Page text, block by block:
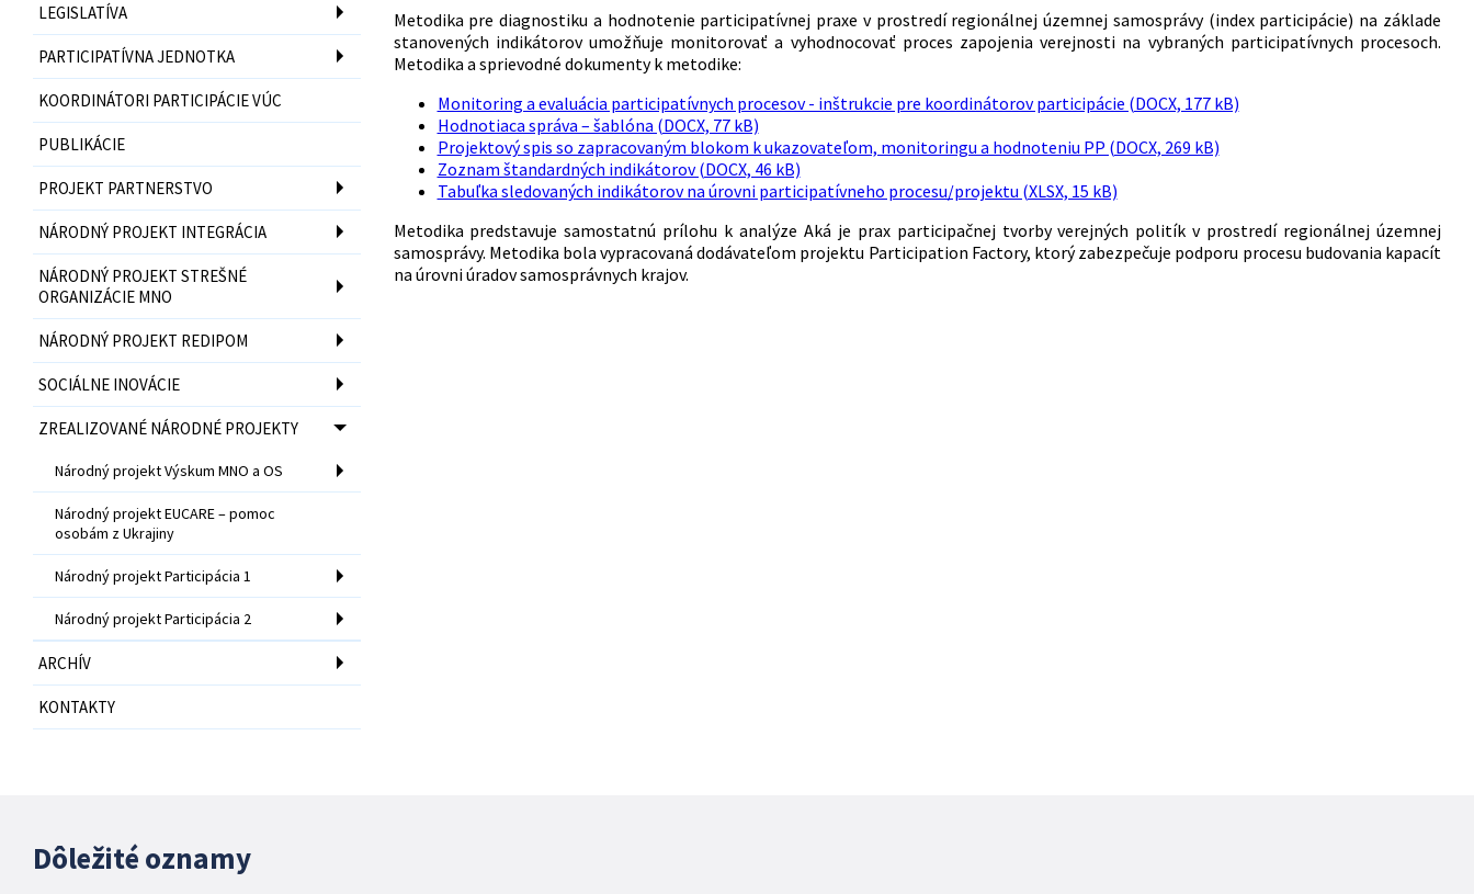
LEGISLATÍVA
PARTICIPATÍVNA JEDNOTKA
KOORDINÁTORI PARTICIPÁCIE VÚC
PUBLIKÁCIE
PROJEKT PARTNERSTVO
NÁRODNÝ PROJEKT INTEGRÁCIA
NÁRODNÝ PROJEKT STREŠNÉ
ORGANIZÁCIE MNO
NÁRODNÝ PROJEKT REDIPOM
SOCIÁLNE INOVÁCIE
ZREALIZOVANÉ NÁRODNÉ PROJEKTY
Národný projekt Výskum MNO a OS
Národný projekt EUCARE – pomoc
osobám z Ukrajiny
Národný projekt Participácia 1
Národný projekt Participácia 2
ARCHÍV
KONTAKTY
Metodika pre diagnostiku a hodnotenie participatívnej praxe v prostredí regionálnej územnej samosprávy (index participácie) na základe
stanovených indikátorov umožňuje monitorovať a vyhodnocovať proces zapojenia verejnosti na vybraných participatívnych procesoch.
Metodika a sprievodné dokumenty k metodike:
Monitoring a evaluácia participatívnych procesov - inštrukcie pre koordinátorov participácie (DOCX, 177 kB)
Hodnotiaca správa – šablóna (DOCX, 77 kB)
Projektový spis so zapracovaným blokom k ukazovateľom, monitoringu a hodnoteniu PP (DOCX, 269 kB)
Zoznam štandardných indikátorov (DOCX, 46 kB)
Tabuľka sledovaných indikátorov na úrovni participatívneho procesu/projektu (XLSX, 15 kB)
Metodika predstavuje samostatnú prílohu k analýze Aká je prax participačnej tvorby verejných politík v prostredí regionálnej územnej
samosprávy. Metodika bola vypracovaná dodávateľom projektu Participation Factory, ktorý zabezpečuje podporu procesu budovania kapacít
na úrovni úradov samosprávnych krajov.
Dôležité oznamy